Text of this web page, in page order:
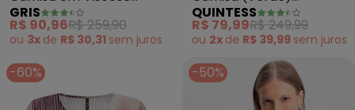
Estampada Marrom
GRIS
R$ 90,96R$ 259,90
ou 3x de R$ 30,31 sem juros
Oversized Alongada em
Crepe Plano
QUINTESS
R$ 79,99R$ 249,99
ou 2x de R$ 39,99 sem juros
-60% -50%